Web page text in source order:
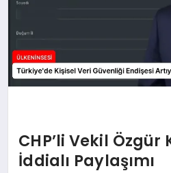
MALATYA HABERLERI
CHP’li Vekil Özgür
İddialı Paylaşımı